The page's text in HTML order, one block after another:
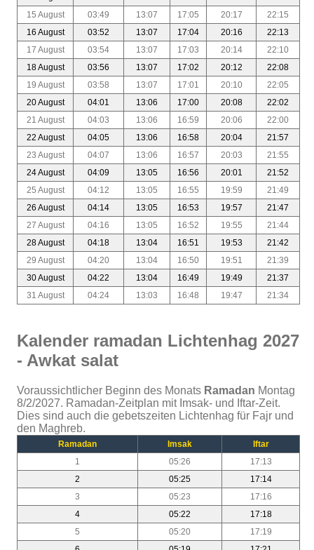
15 August
03:49 13:07 17:05 20:17
22:15
16 August
03:52 13:07 17:04 20:16
22:13
17 August
03:54 13:07 17:03 20:14
22:10
18 August
03:56 13:07 17:02 20:12
22:08
19 August
03:58 13:07 17:01 20:10
22:05
20 August
04:01 13:06 17:00 20:08
22:02
21 August
04:03 13:06 16:59 20:06
22:00
22 August
04:05 13:06 16:58 20:04
21:57
23 August
04:07 13:06 16:57 20:03
21:55
24 August
04:09 13:05 16:56 20:01
21:52
25 August
04:12 13:05 16:55 19:59
21:49
26 August
04:14 13:05 16:53 19:57
21:47
27 August
04:16 13:05 16:52 19:55
21:44
28 August
04:18 13:04 16:51 19:53
21:42
29 August
04:20 13:04 16:50 19:51
21:39
30 August
04:22 13:04 16:49 19:49
21:37
31 August
04:24 13:03 16:48 19:47 21:34
Kalender ramadan Lichtenhag 2027
- Awkat salat
Voraussichtlicher Beginn des Monats Ramadan Montag
8/2/2027. Ramadan-Zeitplan mit Imsak- und Iftar-Zeit.
Dies sind auch die gebetszeiten Lichtenhag für Fajr und
den Maghreb.
Ramadan Imsak
Iftar
1
05:26
17:13
2
05:25
17:14
3
05:23
17:16
4
05:22
17:18
5
05:20
17:19